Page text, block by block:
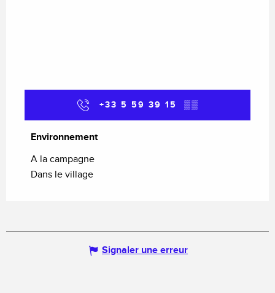
+33 5 59 39 15 ▒▒
Environnement
Environnement
A la campagne
Dans le village
Signaler une erreur